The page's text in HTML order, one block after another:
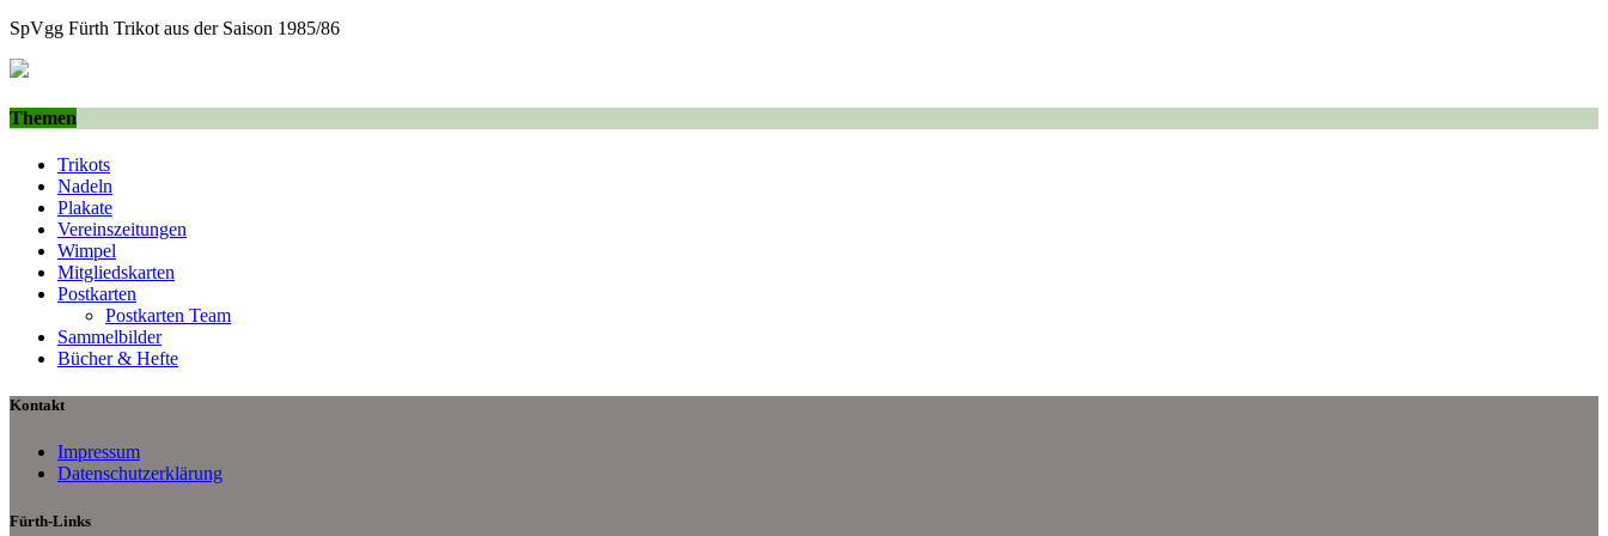
SpVgg Fürth Trikot aus der Saison 1985/86
Themen
Trikots
Nadeln
Plakate
Vereinszeitungen
Wimpel
Mitgliedskarten
Postkarten
Postkarten Team
Sammelbilder
Bücher & Hefte
Kontakt
Impressum
Datenschutzerklärung
Fürth-Links